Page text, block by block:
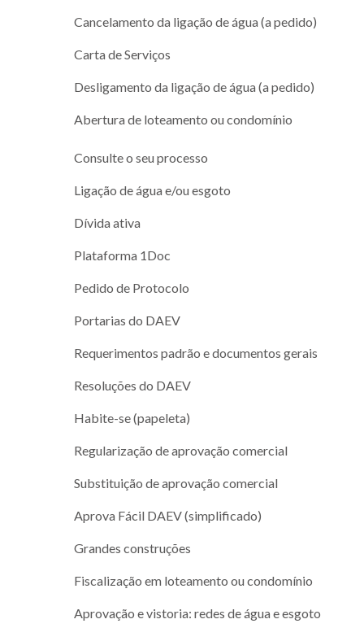
Cancelamento da ligação de água (a pedido)
Carta de Serviços
Desligamento da ligação de água (a pedido)
Abertura de loteamento ou condomínio
Consulte o seu processo
Ligação de água e/ou esgoto
Dívida ativa
Plataforma 1Doc
Pedido de Protocolo
Portarias do DAEV
Requerimentos padrão e documentos gerais
Resoluções do DAEV
Habite-se (papeleta)
Regularização de aprovação comercial
Substituição de aprovação comercial
Aprova Fácil DAEV (simplificado)
Grandes construções
Fiscalização em loteamento ou condomínio
Aprovação e vistoria: redes de água e esgoto